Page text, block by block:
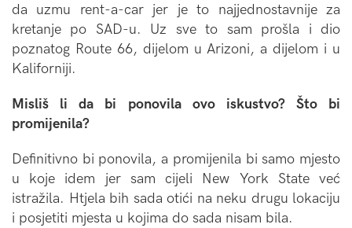
da uzmu rent-a-car jer je to najjednostavnije za
kretanje po SAD-u. Uz sve to sam prošla i dio
poznatog Route 66, dijelom u Arizoni, a dijelom i u
Kaliforniji.
Misliš li da bi ponovila ovo iskustvo? Što bi
promijenila?
Definitivno bi ponovila, a promijenila bi samo mjesto
u koje idem jer sam cijeli New York State već
istražila. Htjela bih sada otići na neku drugu lokaciju
i posjetiti mjesta u kojima do sada nisam bila.